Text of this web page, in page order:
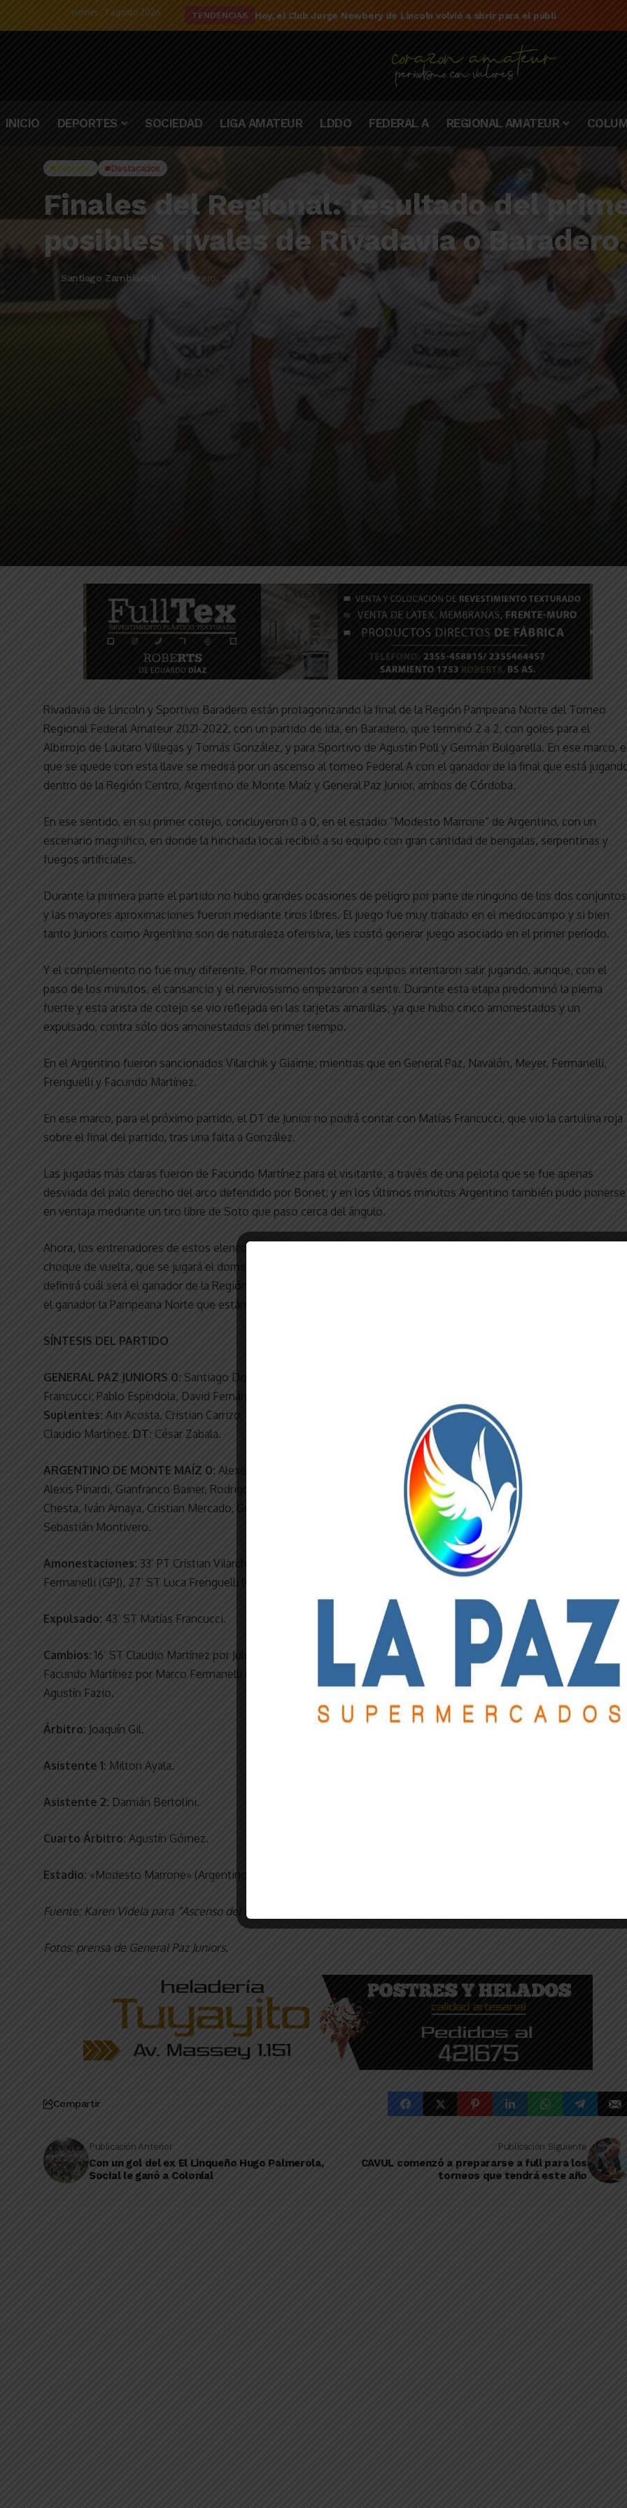
viernes , 7 agosto 2026 TENDENCIAS El detalle de la campaña de El Linqueño en el torneo Federal A 2025/2026
INICIO DEPORTES SOCIEDAD LIGA AMATEUR LDDO FEDERAL A REGIONAL AMATEUR
Deporte Destacados
Finales del Regional: resultado del
posibles rivales de Rivadavia o Baradero
Santiago Zambianchi 7 Febrero, 2022
Rivadavia de Lincoln y Sportivo Baradero están protagonizando la final de la Región Pampeana Norte del Torneo
Regional Federal Amateur 2021-2022, con un partido de ida, en Baradero, que terminó 2 a 2, con goles para el
Albirrojo de Lautaro Villegas y Tomás González, y para Sportivo de Agustín Poll y Germán Bulgarella. En ese marco,
que se quede con esta llave se medirá por un ascenso al torneo Federal A con el ganador de la final que está
dentro de la Región Centro, Argentino de Monte Maíz y General Paz Junior, ambos de Córdoba.
En ese sentido, en su primer cotejo, concluyeron 0 a 0, en el estadio “Modesto Marrone” de Argentino, con un
escenario magnifico, en donde la hinchada local recibió a su equipo con gran cantidad de bengalas, serpentinas y
fuegos artificiales.
Durante la primera parte el partido no hubo grandes ocasiones de peligro por parte de ninguno de los dos
y las mayores aproximaciones fueron mediante tiros libres. El juego fue muy trabado en el mediocampo y si bien
tanto Juniors como Argentino son de naturaleza ofensiva, les costó generar juego asociado en el primer período.
Y el complemento no fue muy diferente. Por momentos ambos equipos intentaron salir jugando, aunque, con el
paso de los minutos, el cansancio y el nerviosismo empezaron a sentir. Durante esta etapa predominó la pierna
fuerte y esta arista de cotejo se vio reflejada en las tarjetas amarillas, ya que hubo cinco amonestados y un
expulsado, contra sólo dos amonestados del primer tiempo.
En el Argentino fueron sancionados Vilarchik y Giaime; mientras que en General Paz, Navalón, Meyer, Fermanelli,
Frenguelli y Facundo Martínez.
En ese marco, para el próximo partido, el DT de Junior no podrá contar con Matías Francucci, que vio la cartulina roja
sobre el final del partido, tras una falta a González.
Las jugadas más claras fueron de Facundo Martínez para el visitante, a través de una pelota que se fue apenas
desviada del palo derecho del arco defendido por Bonet; y en los últimos minutos Argentino también pudo ponerse
en ventaja mediante un tiro libre de Soto que paso cerca del ángulo.
Ahora, los entrenadores de estos elencos tendrán una semana para evaluar sus actuaciones y preparar lo que será el
choque de vuelta, que se jugará el domingo que viene en el estadio “Lalo Lacasia” de General Paz Junior, donde se
definirá cuál será el ganador de la Región Centro, que jugará, como se mencionaba, por el ascenso al Federal A
el ganador la Pampeana Norte que están protagonizando entre Rivadavia y Sportivo Baradero.
SÍNTESIS DEL PARTIDO
GENERAL PAZ JUNIORS 0: Santiago Domínguez; Marco Fermanelli, Nahuel Navalón, Rodrigo Meyer, Matías
Francucci; Pablo Espíndola, David Fernández, Julián Garbino, Luciano Copetti; Agustín Fazio y Luca Frenguelli.
Suplentes: Ain Acosta, Cristian Carrizo, Matías Juárez, Valentín Mira, Laureano Fernández, Facundo Martínez y
Claudio Martínez. DT: César Zabala.
ARGENTINO DE MONTE MAÍZ 0: Alexis Bonet; Ezequiel Giame, Cristian Vilarchik, Facundo Rassol, Agustín Tinari;
Alexis Pinardi, Gianfranco Bainer, Rodrigo Germani, Eber Soto; Julio Cuello y Cristian González.Suplentes:
Chesta, Iván Amaya, Cristian Mercado, Germán Amaya, Tomás Aguilar, Nicolás Brugnaro y Nicolás Reche.
Sebastián Montivero.
Amonestaciones: 33’ PT Cristian Vilarchik (A), 42’ PT Nahuel Navalón (GPJ), 5’ ST Rodrigo Meyer (GPJ), 26’ ST Marco
Fermanelli (GPJ), 27’ ST Luca Frenguelli (GPJ), 31’ ST Ezequiel Giaime (A) y 40’ ST Facundo Martínez (GPJ).
Expulsado: 43’ ST Matías Francucci.
Cambios: 16’ ST Claudio Martínez por Julián Garbino (GPJ); 16’ ST Valentín Mira por Pablo Espíndola (GPJ); 33’ ST
Facundo Martínez por Marco Fermanelli (GPJ); 38’ ST Nicolás Reche por Rodrigo Germani; 45’ ST Cristian Carrizo por
Agustín Fazio.
Árbitro: Joaquín Gil.
Asistente 1: Milton Ayala.
Asistente 2: Damián Bertolini.
Cuarto Árbitro: Agustín Gómez.
Estadio: «Modesto Marrone» (Argentino de Monte Maíz).
Fuente: Karen Videla para “Ascenso del Interior”.
Fotos: prensa de General Paz Juniors.
Compartir
Publicación Anterior
Con un gol del ex El Linqueño Hugo Palmerola,
Social le ganó a Colonial
Publicación Siguiente
CAVUL comenzó a prepararse a full para los
torneos que tendrá este año